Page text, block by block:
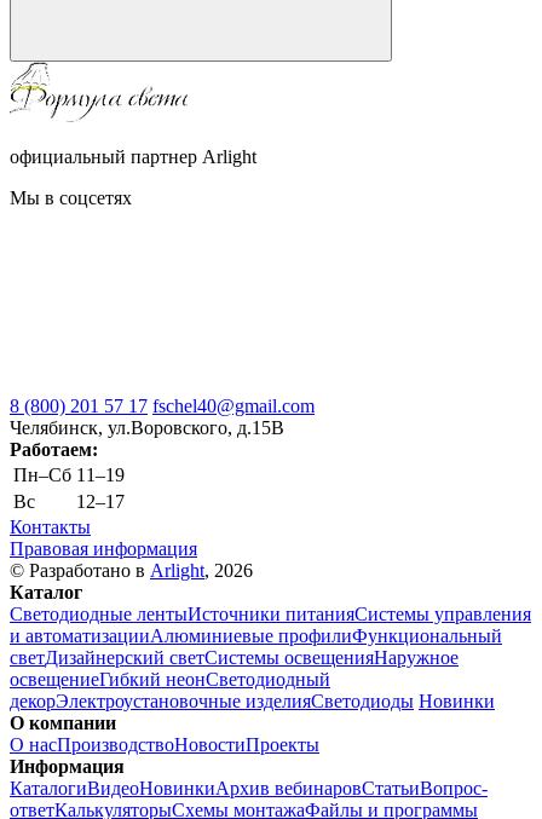
официальный партнер Arlight
Мы в соцсетях
8 (800) 201 57 17 fschel40@gmail.com
Челябинск, ул.Воровского, д.15В
Работаем:
Пн–Cб 11–19
Вс
12–17
Контакты
Правовая информация
© Разработано в Arlight, 2026
Каталог
Светодиодные лентыИсточники питанияСистемы управления
и автоматизацииАлюминиевые профилиФункциональный
светДизайнерский светСистемы освещенияНаружное
освещениеГибкий неонСветодиодный
декорЭлектроустановочные изделияСветодиоды Новинки
О компании
О насПроизводствоНовостиПроекты
Информация
КаталогиВидеоНовинкиАрхив вебинаровСтатьиВопрос-
ответКалькуляторыСхемы монтажаФайлы и программы